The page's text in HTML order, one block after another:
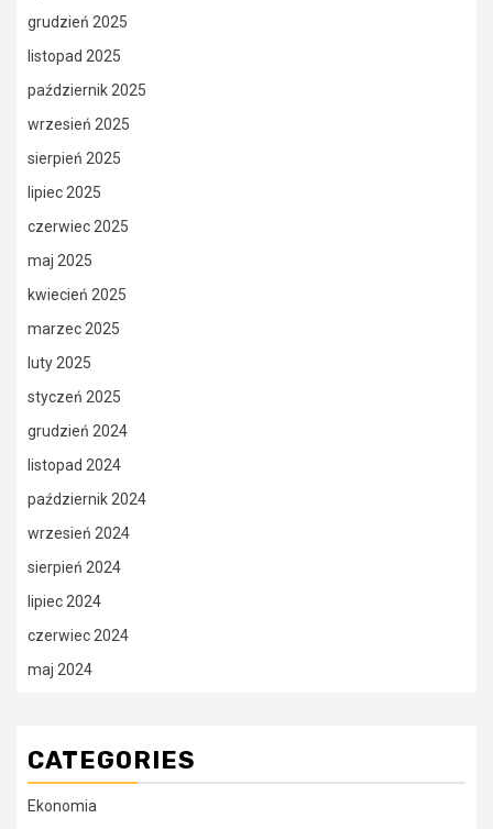
grudzień 2025
listopad 2025
październik 2025
wrzesień 2025
sierpień 2025
lipiec 2025
czerwiec 2025
maj 2025
kwiecień 2025
marzec 2025
luty 2025
styczeń 2025
grudzień 2024
listopad 2024
październik 2024
wrzesień 2024
sierpień 2024
lipiec 2024
czerwiec 2024
maj 2024
CATEGORIES
Ekonomia